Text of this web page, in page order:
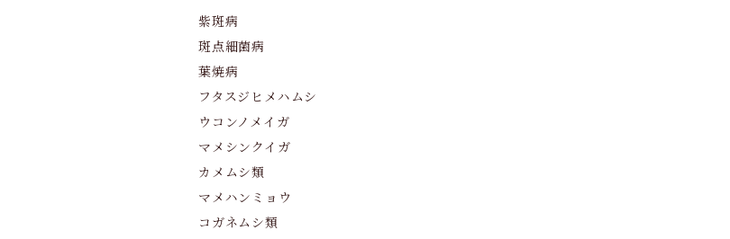
紫斑病
斑点細菌病
葉焼病
フタスジヒメハムシ
ウコンノメイガ
マメシンクイガ
カメムシ類
マメハンミョウ
コガネムシ類